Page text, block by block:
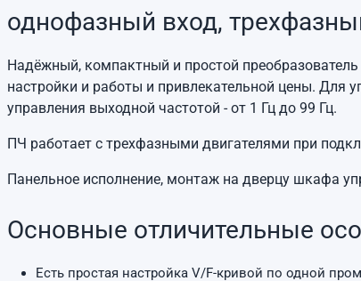
однофазный вход,
Надёжный, компактный и простой преобразователь
настройки и работы и привлекательной цены. Для
управления выходной частотой - от 1 Гц до 99 Гц.
ПЧ работает с трехфазными двигателями при
Панельное исполнение, монтаж на дверцу шкафа
Основные отличительные
Есть простая настройка V/F-кривой по одной